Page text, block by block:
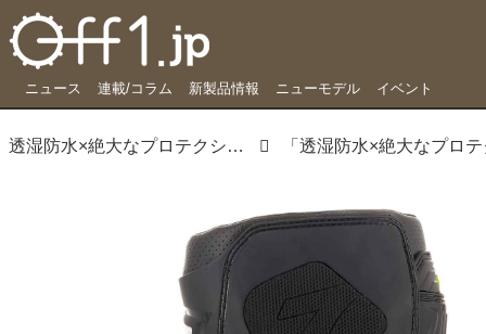
ニュース 連載/コラム 新製品情報 ニューモデル イベント
透湿防水×絶大なプロテクション＝ツーリングにもイケル、フルスペックブーツ